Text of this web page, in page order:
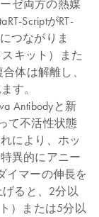
ゼ両方の熱媒
ScriptがRT-
つながりま
スキット）また
体は解離し、
す。
Antibodyと新
て不活性状態
により、ホッ
異的にアニー
イマーの伸長を
ると、2分以
）または5分以